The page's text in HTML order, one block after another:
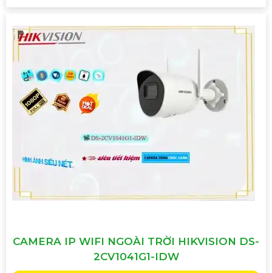
CAMERA IP WIFI NGOÀI TRỜI HIKVISION DS-
2CV1041G1-IDW